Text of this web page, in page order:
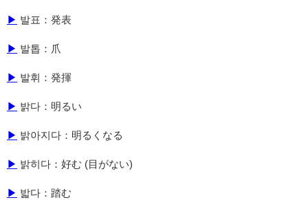
▶ 발표：発表
▶ 발톱：爪
▶ 발휘：発揮
▶ 밝다：明るい
▶ 밝아지다：明るくなる
▶ 밝히다：好む (目がない)
▶ 밟다：踏む